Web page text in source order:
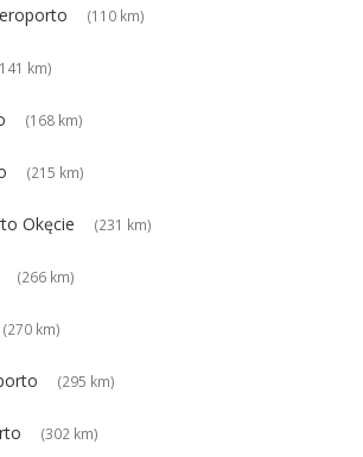
(110 km)
km)
(168 km)
(215 km)
Okęcie (231 km)
(266 km)
(270 km)
(295 km)
(302 km)